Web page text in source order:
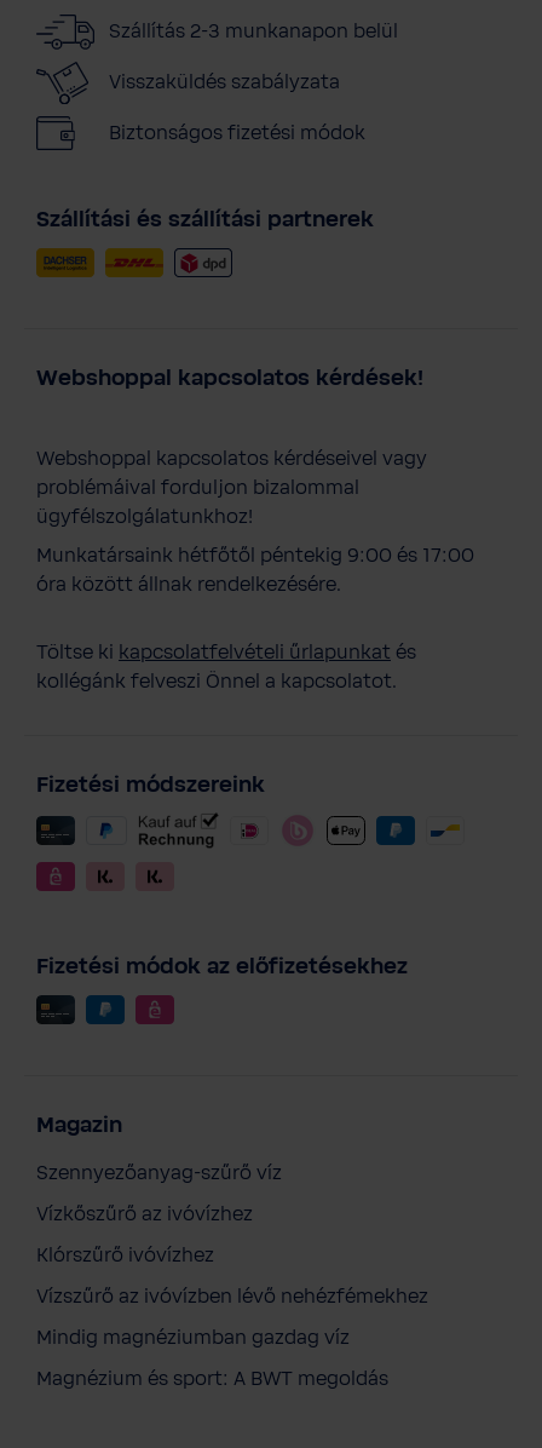
Szállítás 2-3 munkanapon belül
Visszaküldés szabályzata
Biztonságos fizetési módok
Szállítási és szállítási partnerek
Webshoppal kapcsolatos kérdések!
Webshoppal kapcsolatos kérdéseivel vagy
problémáival forduljon bizalommal
ügyfélszolgálatunkhoz!
Munkatársaink hétfőtől péntekig 9:00 és 17:00
óra között állnak rendelkezésére.
Töltse ki kapcsolatfelvételi űrlapunkat és
kollégánk felveszi Önnel a kapcsolatot.
Fizetési módszereink
Fizetési módok az előfizetésekhez
Magazin
Szennyezőanyag-szűrő víz
Vízkőszűrő az ivóvízhez
Klórszűrő ivóvízhez
Vízszűrő az ivóvízben lévő nehézfémekhez
Mindig magnéziumban gazdag víz
Magnézium és sport: A BWT megoldás